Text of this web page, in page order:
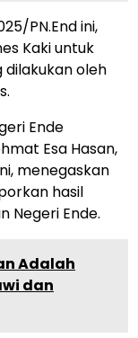
PN.End ini,
Kaki untuk
oleh
Ende
Esa Hasan,
menegaskan
hasil
Negeri Ende.
Adalah
dan